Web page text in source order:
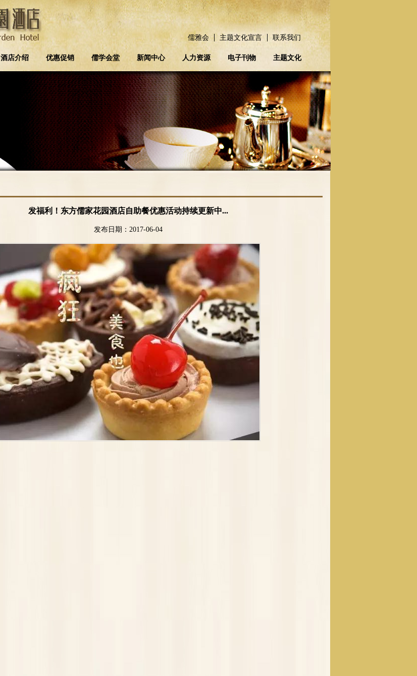
儒雅会 主题文化宣言 联系我们
酒店介绍 优惠促销 儒学会堂 新闻中心 人力资源 电子刊物 主题文化
发福利！东方儒家花园酒店自助餐优惠活动持续更新中...
发布日期：2017-06-04